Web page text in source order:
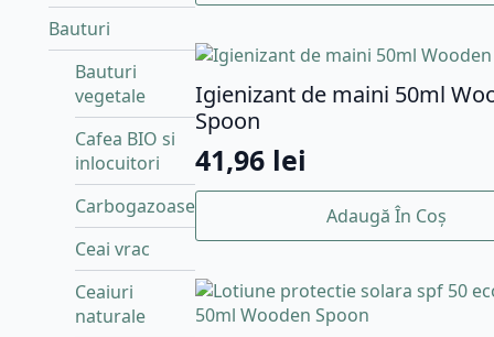
Bauturi
Bauturi
vegetale
Cafea BIO si
inlocuitori
Carbogazoase
Ceai vrac
Ceaiuri
naturale
Igienizant de maini 50ml
Spoon
41,96 lei
Adaugă În Coș